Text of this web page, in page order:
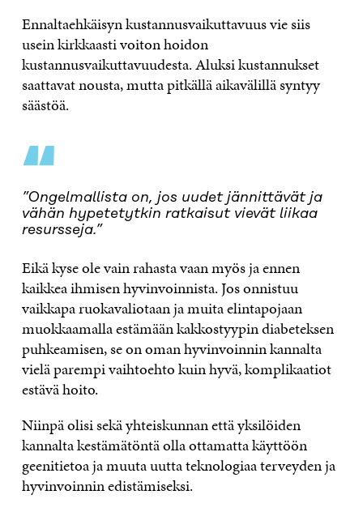
Ennaltaehkäisyn kustannusvaikuttavuus vie siis
usein kirkkaasti voiton hoidon
kustannusvaikuttavuudesta. Aluksi kustannukset
saattavat nousta, mutta pitkällä aikavälillä syntyy
säästöä.
“
”Ongelmallista on, jos uudet jännittävät ja
vähän hypetetytkin ratkaisut vievät liikaa
resursseja.”
Eikä kyse ole vain rahasta vaan myös ja ennen
kaikkea ihmisen hyvinvoinnista. Jos onnistuu
vaikkapa ruokavaliotaan ja muita elintapojaan
muokkaamalla estämään kakkostyypin diabeteksen
puhkeamisen, se on oman hyvinvoinnin kannalta
vielä parempi vaihtoehto kuin hyvä, komplikaatiot
estävä hoito.
Niinpä olisi sekä yhteiskunnan että yksilöiden
kannalta kestämätöntä olla ottamatta käyttöön
geenitietoa ja muuta uutta teknologiaa terveyden ja
hyvinvoinnin edistämiseksi.